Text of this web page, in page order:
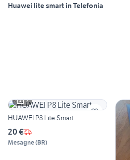
Huawei lite smart in Telefonia
2
HUAWEI P8 Lite Smart
20 €
Mesagne(BR)